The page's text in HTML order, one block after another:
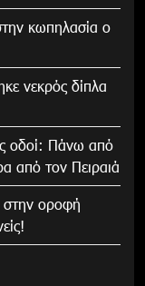
κωπηλασία ο
νεκρός δίπλα
οδοί: Πάνω από
από τον Πειραιά
στην οροφή